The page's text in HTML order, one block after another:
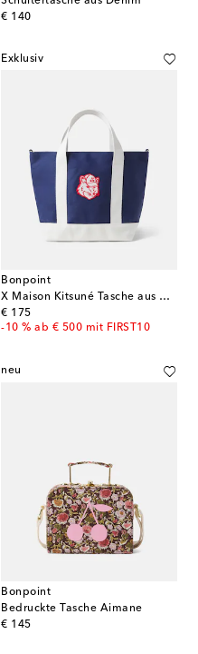
€ 140
original price
Exklusiv
Bonpoint
X Maison Kitsuné Tasche aus Canvas
€ 175
original price
-10 % ab € 500 mit FIRST10
neu
Bonpoint
Bedruckte Tasche Aimane
€ 145
original price